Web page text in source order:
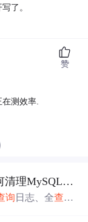
了。
测效率.
赞
理MySQL日志？
询 日志、全查询